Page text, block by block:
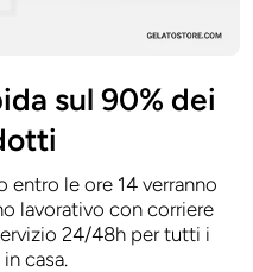
sul 90% dei
entro le ore 14 verranno
lavorativo con corriere
24/48h per tutti i
casa.